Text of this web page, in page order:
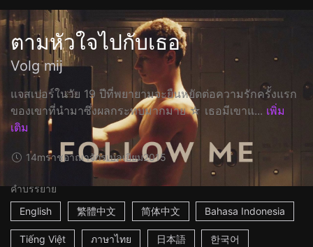
ตามหัวใจไปกับเธอ
Volg mij
แจสเปอร์ในวัย 19 ปีที่พยายามจะยืนหยัดต่อความรักครั้งแรก
ของเขาที่นำมาซึ่งผลกระทบมากมาย ☆ เธอมีเขาแ... เพิ่ม
เติม
14mราชอาณาจักรเบลเยียม2015
คำบรรยาย
English
繁體中文 简体中文 Bahasa Indonesia
Tiếng Việt ภาษาไทย 日本語 한국어